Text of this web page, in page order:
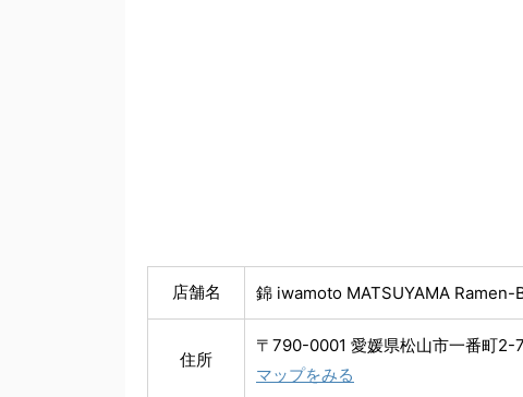
店舗名 錦 iwamoto MATSUYAMA Ramen-
住所
〒790-0001 愛媛県松山市一番町2-
マップをみる